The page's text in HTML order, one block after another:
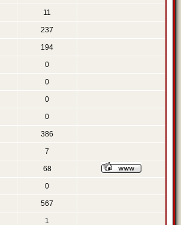
11
237
194
0
0
0
0
386
7
68
0
567
1